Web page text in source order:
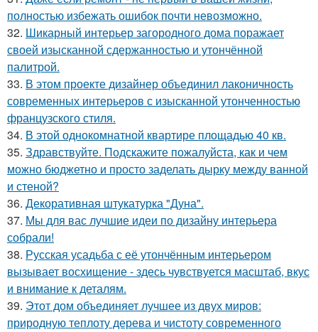
полностью избежать ошибок почти невозможно.
32. Шикарный интерьер загородного дома поражает
своей изысканной сдержанностью и утончённой
палитрой.
33. В этом проекте дизайнер объединил лаконичность
современных интерьеров с изысканной утонченностью
французского стиля.
34. В этой однокомнатной квартире площадью 40 кв.
35. Здравствуйте. Подскажите пожалуйста, как и чем
можно бюджетно и просто заделать дырку между ванной
и стеной?
36. Декоративная штукатурка "Дуна".
37. Мы для вас лучшие идеи по дизайну интерьера
собрали!
38. Русская усадьба с её утончённым интерьером
вызывает восхищение - здесь чувствуется масштаб, вкус
и внимание к деталям.
39. Этот дом объединяет лучшее из двух миров:
природную теплоту дерева и чистоту современного